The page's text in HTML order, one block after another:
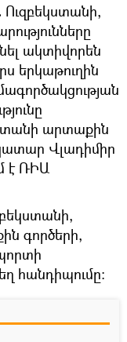
Ուզբեկստանի,
ակտիվորեն
երկաթուղին
արտաքին
Վլադիմիր
է ՌԻԱ
գործերի,
հանդիպումը։